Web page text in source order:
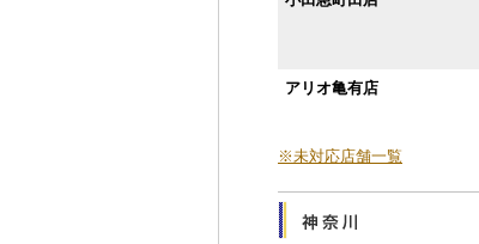
アリオ亀有店
※未対応店舗一覧